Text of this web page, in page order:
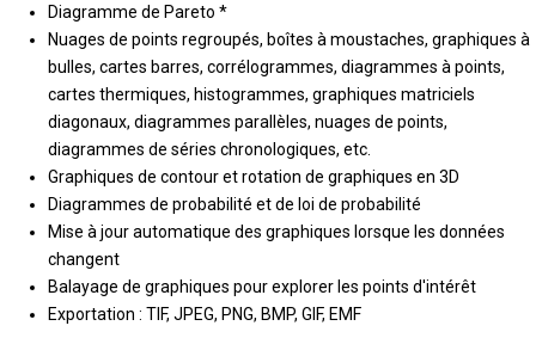
Diagramme de Pareto *
Nuages de points regroupés, boîtes à moustaches, graphiques à
bulles, cartes barres, corrélogrammes, diagrammes à points,
cartes thermiques, histogrammes, graphiques matriciels
diagonaux, diagrammes parallèles, nuages de points,
diagrammes de séries chronologiques, etc.
Graphiques de contour et rotation de graphiques en 3D
Diagrammes de probabilité et de loi de probabilité
Mise à jour automatique des graphiques lorsque les données
changent
Balayage de graphiques pour explorer les points d'intérêt
Exportation : TIF, JPEG, PNG, BMP, GIF, EMF